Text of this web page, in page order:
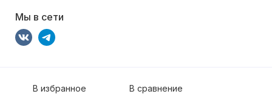
Мы в сети
В избранное В сравнение